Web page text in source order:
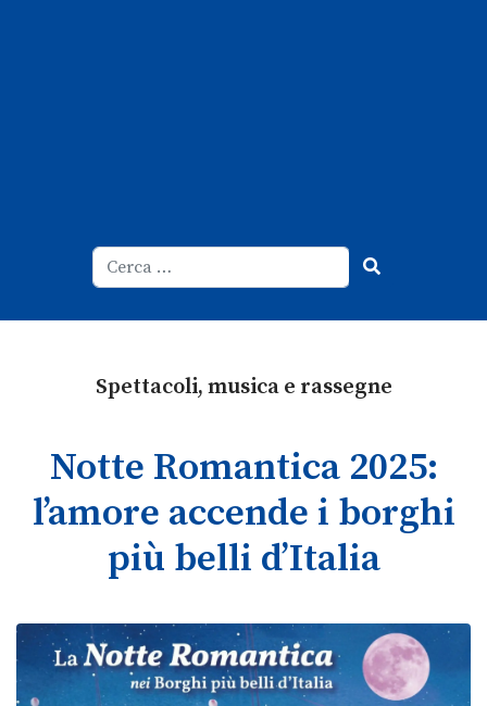
Spettacoli, musica e rassegne
Notte Romantica 2025:
l’amore accende i borghi
più belli d’Italia